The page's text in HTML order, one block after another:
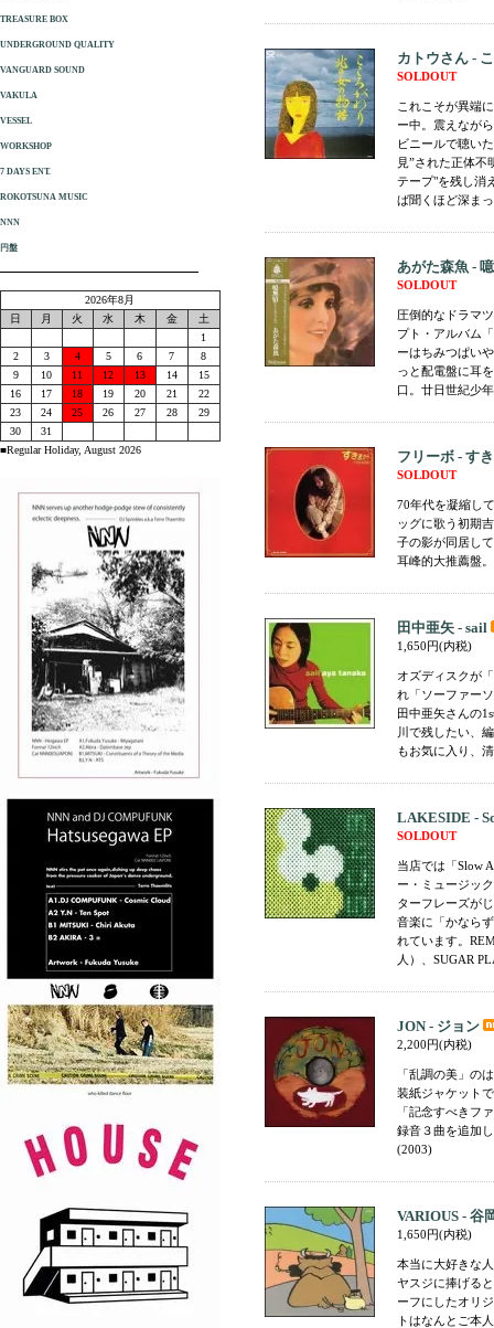
カトウさん -
SOLDOUT
これこそが異端
ー中。震えなが
ビニールで聴い
見”された正体不
テープ"を残し消
ば聞くほど深ま
あがた森魚 -
SOLDOUT
圧倒的なドラマ
プト・アルバム
ーはちみつぱい
っと配電盤に耳
口。廿日世紀少
フリーボ - す
SOLDOUT
70年代を凝縮し
ッグに歌う初期
子の影が同居し
耳峰的大推薦盤
田中亜矢 - sail
1,650円(内税)
オズディスクが
れ「ソーファー
田中亜矢さんの
川で残したい、
もお気に入り、
LAKESIDE -
SOLDOUT
当店では「Slow
ー・ミュージッ
ターフレーズが
音楽に「かなら
れています。
人）、SUGAR
JON - ジョン
2,200円(内税)
「乱調の美」の
装紙ジャケット
「記念すべきフ
録音３曲を追加
(2003)
VARIOUS - 谷
1,650円(内税)
本当に大好きな
ヤスジに捧げる
ーフにしたオリ
トはなんとご本
TREASURE BOX
UNDERGROUND QUALITY
VANGUARD SOUND
VAKULA
VESSEL
WORKSHOP
7 DAYS ENT.
ROKOTSUNA MUSIC
NNN
円盤
2026年8月
日
月 火 水 木 金
土
1
2
3 4 5 6 7
8
9
10 11 12 13 14
15
16
17 18 19 20 21
22
23
24 25 26 27 28
29
30
31
■Regular Holiday, August 2026